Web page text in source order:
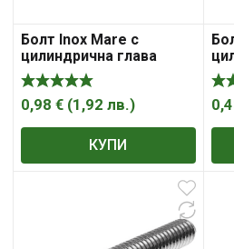
Болт Inox Mare с
цилиндрична глава
вътрешен шестостен
неръждаем M8x120 мм,
A2, 1.25 мм, DIN 912
0,98 € (1,92 лв.)
КУПИ